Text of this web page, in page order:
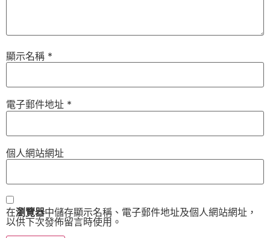
顯示名稱 *
電子郵件地址 *
個人網站網址
在瀏覽器中儲存顯示名稱、電子郵件地址及個人網站網址，
以供下次發佈留言時使用。